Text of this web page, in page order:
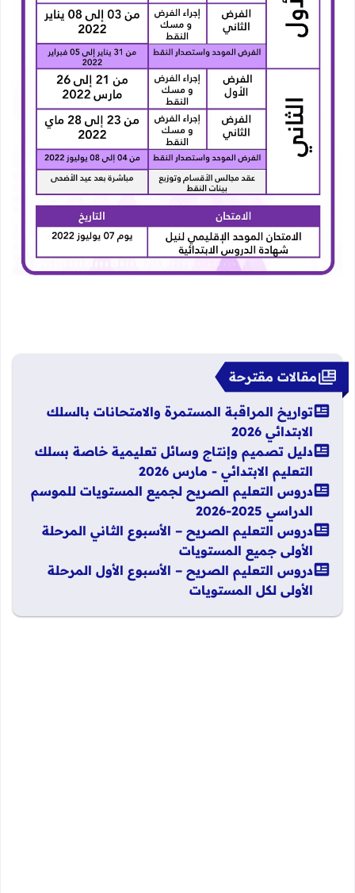
مقالات مقترحة
تواريخ المراقبة المستمرة والامتحانات بالسلك
الابتدائي 2026
دليل تصميم وإنتاج وسائل تعليمية خاصة بسلك
التعليم الابتدائي - مارس 2026
دروس التعليم الصريح لجميع المستويات للموسم
الدراسي 2025-2026
دروس التعليم الصريح – الأسبوع الثاني المرحلة
الأولى جميع المستويات
دروس التعليم الصريح – الأسبوع الأول المرحلة
الأولى لكل المستويات